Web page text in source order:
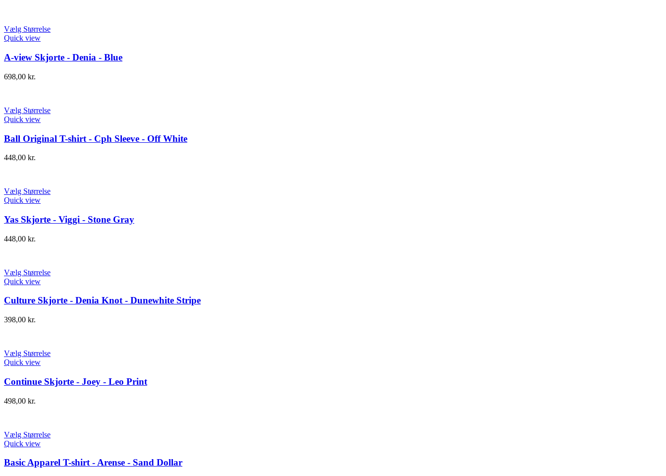
Vælg Størrelse
Quick view
A-view Skjorte - Denia - Blue
698,00 kr.
Vælg Størrelse
Quick view
Ball Original T-shirt - Cph Sleeve - Off White
448,00 kr.
Vælg Størrelse
Quick view
Yas Skjorte - Viggi - Stone Gray
448,00 kr.
Vælg Størrelse
Quick view
Culture Skjorte - Denia Knot - Dunewhite Stripe
398,00 kr.
Vælg Størrelse
Quick view
Continue Skjorte - Joey - Leo Print
498,00 kr.
Vælg Størrelse
Quick view
Basic Apparel T-shirt - Arense - Sand Dollar